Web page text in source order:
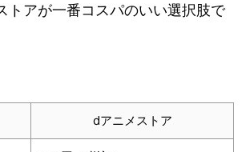
トアが一番コスパのいい選択肢で
dアニメストア